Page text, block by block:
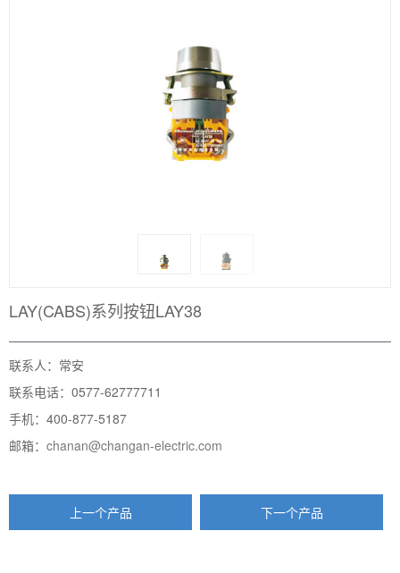
LAY(CABS)系列按钮LAY38
联系人：常安
联系电话：0577-62777711
手机：400-877-5187
邮箱： chanan@changan-electric.com
上一个产品 下一个产品